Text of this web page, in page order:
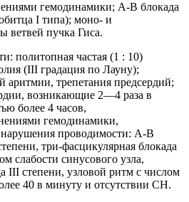
гемодинамики; А-В блокада
I типа); моно- и
ветвей пучка Гиса.
политопная частая (1 : 10)
(III градация по Лауну);
аритмии, трепетания предсердий;
возникающие 2—4 раза в
более 4 часов,
гемодинамики,
проводимости: А-В
три-фасцикулярная блокада
слабости синусового узла,
III степени, узловой ритм с числом
40 в минуту и отсутствии СН.